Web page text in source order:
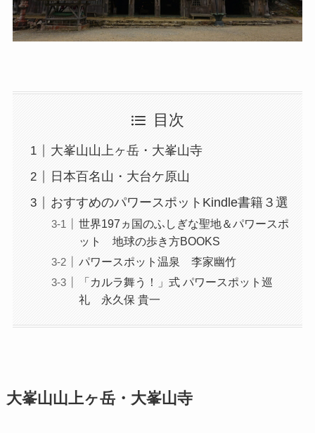
目次
大峯山山上ヶ岳・大峯山寺
日本百名山・大台ケ原山
おすすめのパワースポットKindle書籍３選
世界197ヵ国のふしぎな聖地＆パワースポ
ット 地球の歩き方BOOKS
パワースポット温泉 李家幽竹
「カルラ舞う！」式 パワースポット巡
礼 永久保 貴一
大峯山山上ヶ岳・大峯山寺